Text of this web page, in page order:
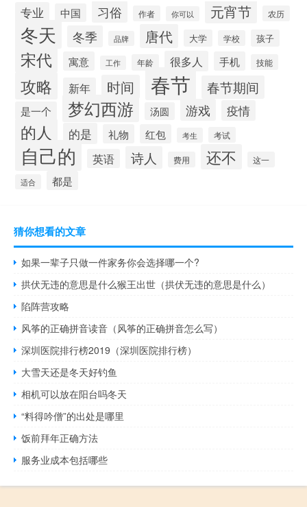
专业 中国 习俗 作者 你可以 元宵节 农历
冬天 冬季 品牌 唐代 大学 学校 孩子
宋代 寓意 工作 年龄 很多人 手机 技能
攻略 新年 时间 春节 春节期间
是一个 梦幻西游 汤圆 游戏 疫情
的人 的是 礼物 红包 考生 考试
自己的 英语 诗人 费用 还不 这一
适合 都是
猜你想看的文章
如果一辈子只做一件家务你会选择哪一个?
拱伏无违的意思是什么猴王出世（拱伏无违的意思是什么）
陷阵营攻略
风筝的正确拼音读音（风筝的正确拼音怎么写）
深圳医院排行榜2019（深圳医院排行榜）
大雪天还是冬天好钓鱼
相机可以放在阳台吗冬天
“料得吟僧”的出处是哪里
饭前拜年正确方法
服务业成本包括哪些